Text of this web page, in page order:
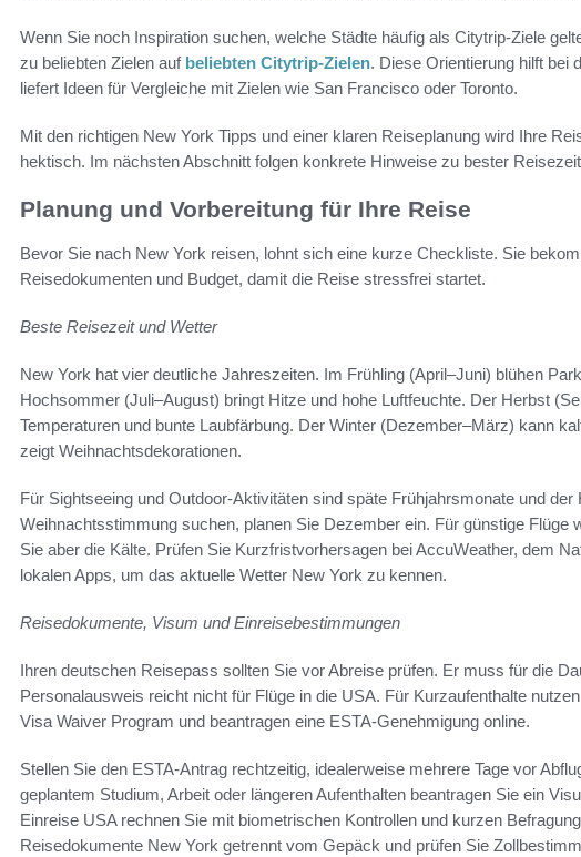
Wenn Sie noch Inspiration suchen, welche Städte häufig als Citytrip-Ziele
zu beliebten Zielen auf beliebten Citytrip-Zielen. Diese Orientierung hilft bei
liefert Ideen für Vergleiche mit Zielen wie San Francisco oder Toronto.
Mit den richtigen New York Tipps und einer klaren Reiseplanung wird Ihre
hektisch. Im nächsten Abschnitt folgen konkrete Hinweise zu bester
Planung und Vorbereitung für Ihre Reise
Bevor Sie nach New York reisen, lohnt sich eine kurze Checkliste. Sie
Reisedokumenten und Budget, damit die Reise stressfrei startet.
Beste Reisezeit und Wetter
New York hat vier deutliche Jahreszeiten. Im Frühling (April–Juni) blühen
Hochsommer (Juli–August) bringt Hitze und hohe Luftfeuchte. Der Herbst
Temperaturen und bunte Laubfärbung. Der Winter (Dezember–März) kann
zeigt Weihnachtsdekorationen.
Für Sightseeing und Outdoor-Aktivitäten sind späte Frühjahrsmonate und der
Weihnachtsstimmung suchen, planen Sie Dezember ein. Für günstige Flüge
Sie aber die Kälte. Prüfen Sie Kurzfristvorhersagen bei AccuWeather, dem
lokalen Apps, um das aktuelle Wetter New York zu kennen.
Reisedokumente, Visum und Einreisebestimmungen
Ihren deutschen Reisepass sollten Sie vor Abreise prüfen. Er muss für die
Personalausweis reicht nicht für Flüge in die USA. Für Kurzaufenthalte
Visa Waiver Program und beantragen eine ESTA-Genehmigung online.
Stellen Sie den ESTA-Antrag rechtzeitig, idealerweise mehrere Tage vor
geplantem Studium, Arbeit oder längeren Aufenthalten beantragen Sie ein
Einreise USA rechnen Sie mit biometrischen Kontrollen und kurzen
Reisedokumente New York getrennt vom Gepäck und prüfen Sie